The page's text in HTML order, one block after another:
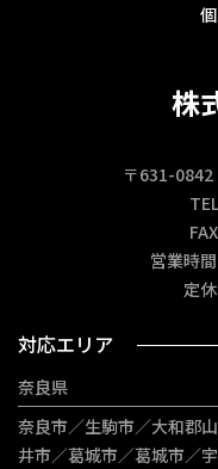
株
〒631-
営業時
定
対応エリア
奈良県
奈良市／生駒市／大和郡
井市／葛城市／葛城市／